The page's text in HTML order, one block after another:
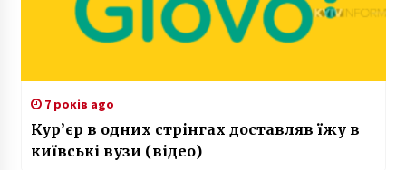
7 років ago
Кур’єр в одних стрінгах доставляв їжу в
київські вузи (відео)